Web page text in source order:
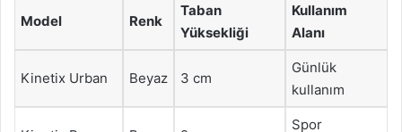
Model Renk
Taban
Yüksekliği
Kullanım
Alanı
Kinetix Urban Beyaz 3 cm
Günlük
kullanım
Spor